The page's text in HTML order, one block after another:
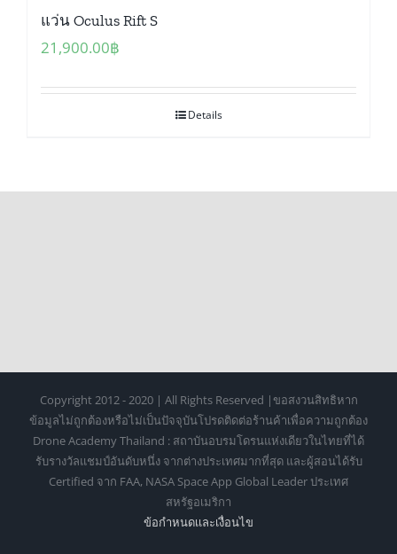
แว่น Oculus Rift S
21,900.00฿
Details
Copyright 2012 - 2020 | All Rights Reserved |ขอสงวนสิทธิหาก
ข้อมูลไม่ถูกต้องหรือไม่เป็นปัจจุบันโปรดติดต่อร้านค้าเพื่อความถูกต้อง
Drone Academy Thailand : สถาบันอบรมโดรนแห่งเดียวในไทยที่ได้
รับรางวัลแชมป์อันดับหนึ่ง จากต่างประเทศมากที่สุด และผู้สอนได้รับ
Certified จาก FAA, NASA Space App Global Leader ประเทศ
สหรัฐอเมริกา
ข้อกำหนดเเละเงื่อนไข